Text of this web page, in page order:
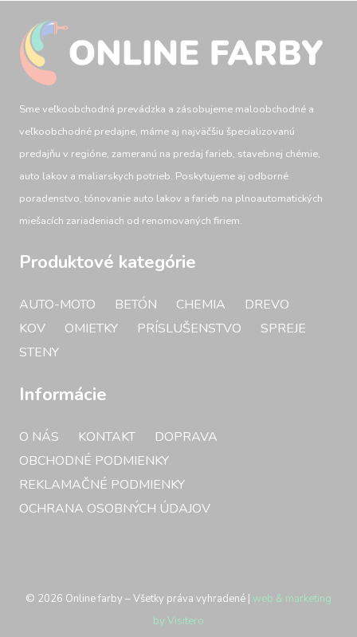
Sme veľkoobchodná prevádzka a zásobujeme maloobchodné a
veľkoobchodné predajne, máme aj najväčšiu špecializovanú
predajňu v regióne, zameranú na predaj farieb, stavebnej chémie,
auto lakov a maliarskych potrieb. Poskytujeme aj odborné
poradenstvo, tónovanie auto lakov a farieb na plnoautomatických
miešacích zariadeniach od renomovaných firiem.
Produktové kategórie
AUTO-MOTO BETÓN CHEMIA
DREVO
KOV
OMIETKY PRÍSLUŠENSTVO
SPREJE
STENY
Informácie
O NÁS KONTAKT
DOPRAVA
OBCHODNÉ PODMIENKY
REKLAMAČNÉ PODMIENKY
OCHRANA OSOBNÝCH ÚDAJOV
© 2026 Online farby – Všetky práva vyhradené | web & marketing
by Visitero